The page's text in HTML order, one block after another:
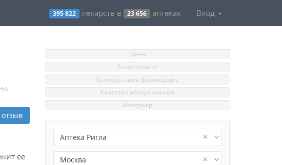
395 822 лекарств в 23 656 аптеках Вход
ее
Цены
Ассортимент
Консультация фармацевта
Качество обслуживания
Интерьер
Аптека Ригла
Москва